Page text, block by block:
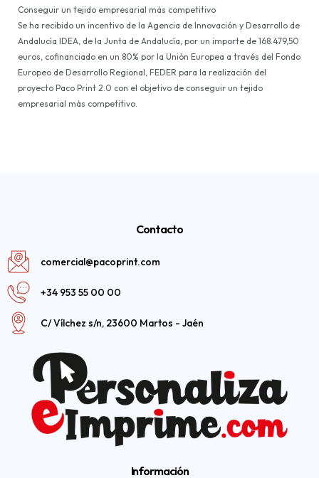
Conseguir un tejido empresarial más competitivo
Se ha recibido un incentivo de la Agencia de Innovación y Desarrollo de
Andalucía IDEA, de la Junta de Andalucía, por un importe de 168.479,50
euros, cofinanciado en un 80% por la Unión Europea a través del Fondo
Europeo de Desarrollo Regional, FEDER para la realización del
proyecto Paco Print 2.0 con el objetivo de conseguir un tejido
empresarial más competitivo.
Contacto
comercial@pacoprint.com
+34 953 55 00 00
C/ Vílchez s/n, 23600 Martos - Jaén
Información